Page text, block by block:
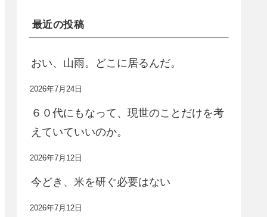
最近の投稿
おい、山雨。どこに居るんだ。
2026年7月24日
６０代にもなって、現世のことだけを考
えていていいのか。
2026年7月12日
今どき、米を研ぐ必要はない
2026年7月12日